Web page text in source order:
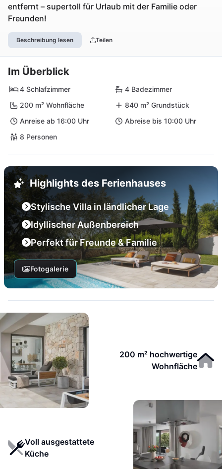
entfernt – supertoll für Urlaub mit der Familie oder
Freunden!
Beschreibung lesen Teilen
Im Überblick
4 Schlafzimmer
4 Badezimmer
200 m² Wohnfläche
840 m² Grundstück
Anreise ab 16:00 Uhr
Abreise bis 10:00 Uhr
8 Personen
Highlights des Ferienhauses
Stylische Villa in ländlicher Lage
Idyllischer Außenbereich
Perfekt für Freunde & Familie
Fotogalerie
200 m² hochwertige
Wohnfläche
Voll ausgestattete
Küche